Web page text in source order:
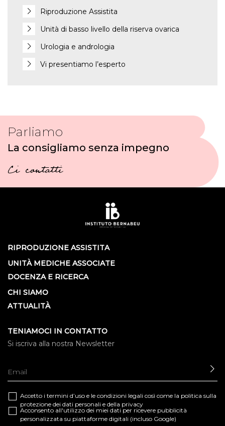
Riproduzione Assistita
Unità di basso livello della riserva ovarica
Urologia e andrologia
Vi presentiamo l’esperto
Parliamo
La consigliamo senza impegno
Ci contatti
RIPRODUZIONE ASSISTITA
UNITÀ MEDICHE ASSOCIATE
DOCENZA E RICERCA
CHI SIAMO
ATTUALITÀ
TENIAMOCI IN CONTATTO
Si iscriva alla nostra Newsletter
Accetto i termini d’uso e le condizioni legali così come la politica sulla
protezione dei dati personali e della privacy
Acconsento all'utilizzo dei miei dati per ricevere pubblicità
personalizzata su piattaforme digitali (incluso Google)